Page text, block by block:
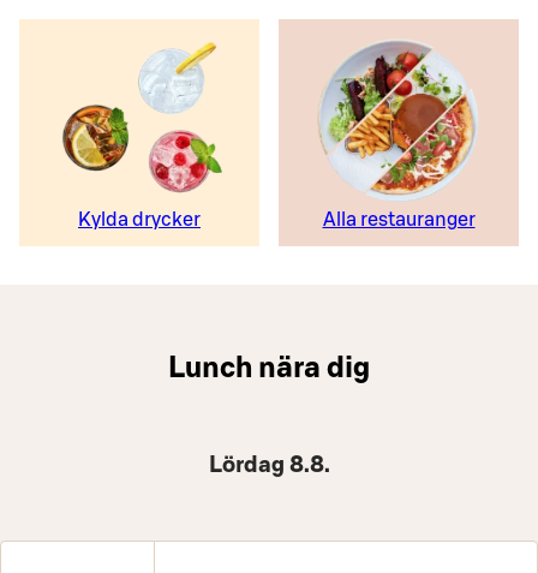
Kylda drycker Alla restauranger
Lunch nära dig
Lördag 8.8.